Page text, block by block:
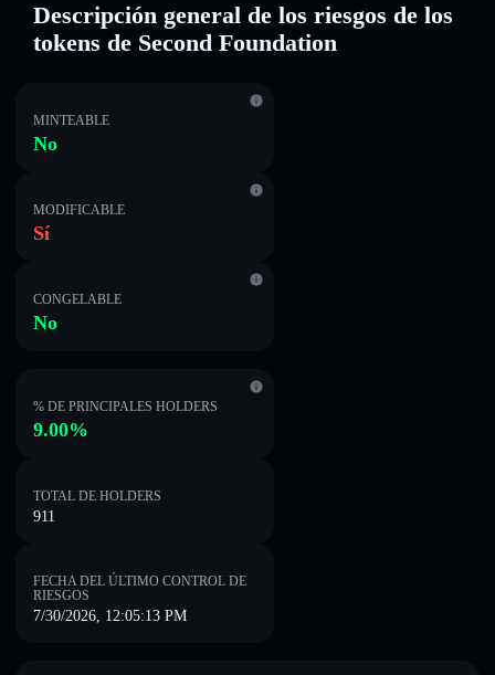
Descripción general de los riesgos de los
tokens de Second Foundation
MINTEABLE
No
MODIFICABLE
Sí
CONGELABLE
No
% DE PRINCIPALES HOLDERS
9.00%
TOTAL DE HOLDERS
911
FECHA DEL ÚLTIMO CONTROL DE
RIESGOS
7/30/2026, 12:05:13 PM